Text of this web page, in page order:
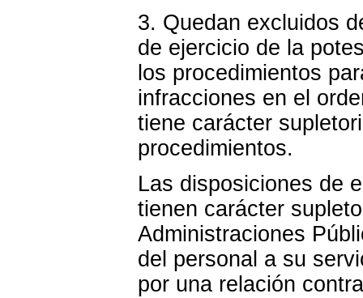
3. Quedan excluidos
de ejercicio de la
los procedimientos
infracciones en el
tiene carácter
procedimientos.
Las disposiciones de
tienen carácter
Administraciones
del personal a su
por una relación